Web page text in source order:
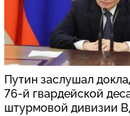
Путин заслушал
76-й гвардейской
штурмовой дивизии